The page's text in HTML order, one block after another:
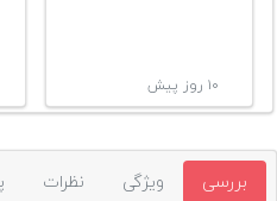
۱۰ روز پیش
بررسی ویژگی نظرات